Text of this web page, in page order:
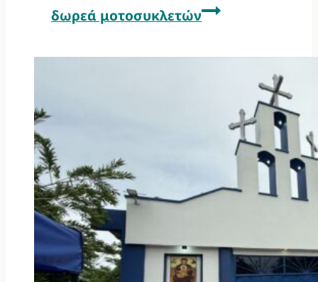
δωρεά μοτοσυκλετών